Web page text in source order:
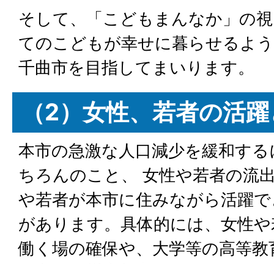
そして、「こどもまんなか」の
てのこどもが幸せに暮らせるよ
千曲市を目指してまいります。
（2）女性、若者の活
本市の急激な人口減少を緩和す
ちろんのこと、 女性や若者の流
や若者が本市に住みながら活躍
があります。具体的には、女性
働く場の確保や、大学等の高等